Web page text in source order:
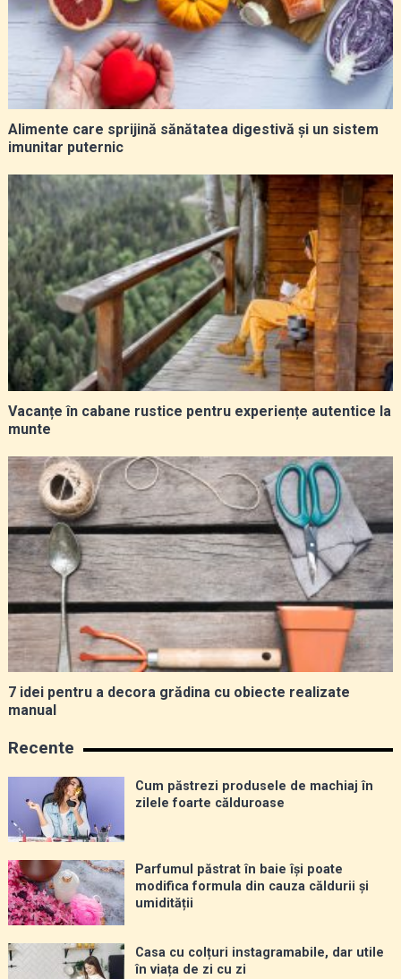
Alimente care sprijină sănătatea digestivă și un sistem
imunitar puternic
Vacanțe în cabane rustice pentru experiențe autentice la
munte
7 idei pentru a decora grădina cu obiecte realizate
manual
Recente
Cum păstrezi produsele de machiaj în
zilele foarte călduroase
Parfumul păstrat în baie își poate
modifica formula din cauza căldurii și
umidității
Casa cu colțuri instagramabile, dar utile
în viața de zi cu zi